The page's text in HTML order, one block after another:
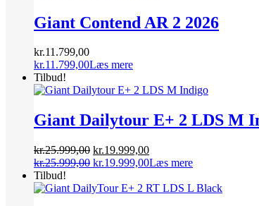
Giant Contend AR 2 2026
kr.11.799,00
kr.11.799,00Læs mere
Tilbud!
Giant Dailytour E+ 2 LDS M
kr.25.999,00 Den
oprindelige
var:
kr.19.999,00Den
aktuelle
er:
kr.25.999,00 Den
pris
kr.19.999,00Den
pris
Læs mere
Tilbud!